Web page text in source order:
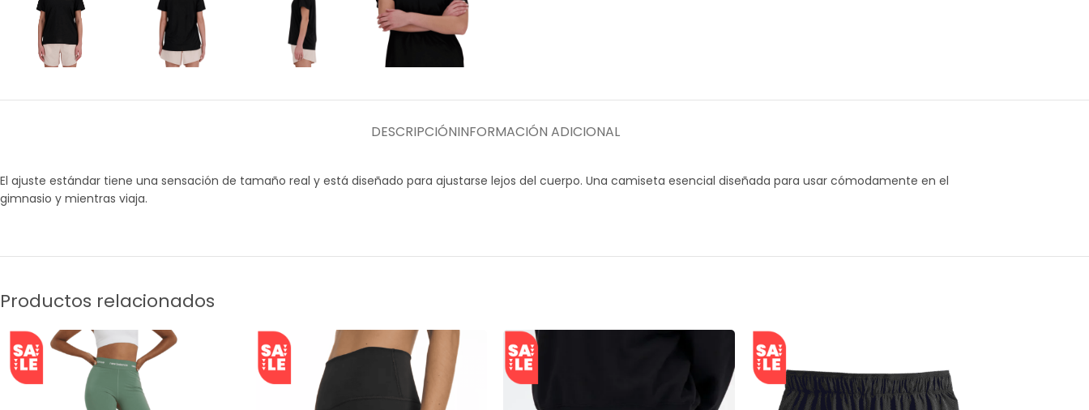
DESCRIPCIÓNINFORMACIÓN ADICIONAL
El ajuste estándar tiene una sensación de tamaño real y está diseñado para ajustarse lejos del cuerpo. Una camiseta esencial diseñada para usar cómodamente en el
gimnasio y mientras viaja.
Productos relacionados